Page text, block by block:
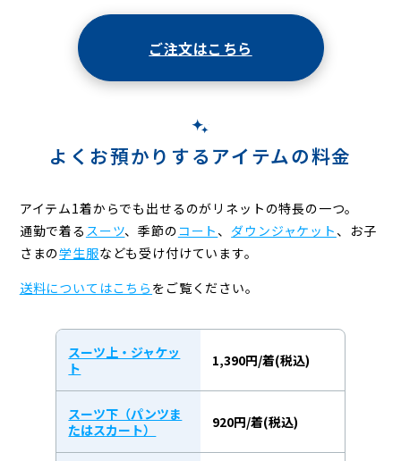
ご注文はこちら
よくお預かりするアイテムの料金
アイテム1着からでも出せるのがリネットの特長の一つ。
通勤で着る スーツ、季節のコート 、 ダウンジャケット 、お子
さまの学生服なども受け付けています。
送料についてはこちら をご覧ください。
スーツ上・ジャケッ
ト
1,390円/着(税込)
スーツ下（パンツま
たはスカート）
920円/着(税込)